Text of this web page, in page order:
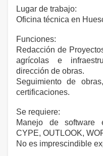
Lugar de trabajo:
Oficina técnica en
Funciones:
Redacción de
agrícolas e
dirección de obras.
Seguimiento de
certificaciones.
Se requiere:
Manejo de software
CYPE, OUTLOOK,
No es imprescindible